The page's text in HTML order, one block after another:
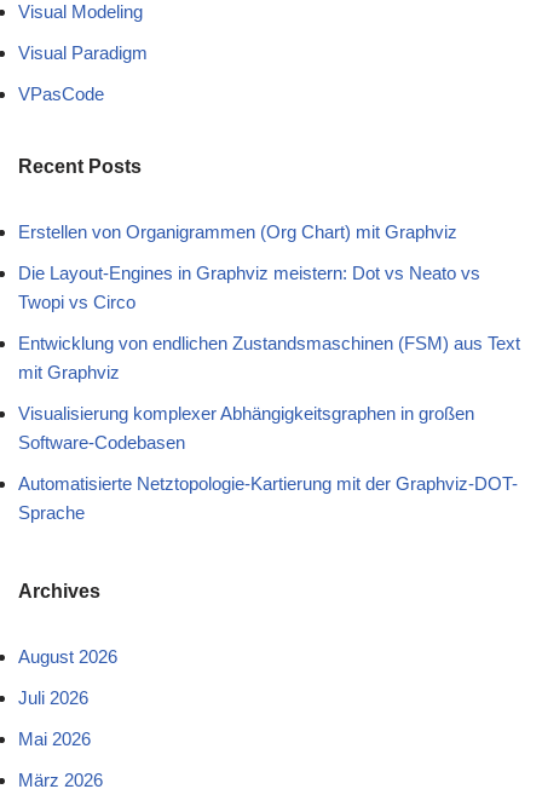
Visual Modeling
Visual Paradigm
VPasCode
Recent Posts
Erstellen von Organigrammen (Org Chart) mit Graphviz
Die Layout-Engines in Graphviz meistern: Dot vs Neato vs
Twopi vs Circo
Entwicklung von endlichen Zustandsmaschinen (FSM) aus Text
mit Graphviz
Visualisierung komplexer Abhängigkeitsgraphen in großen
Software-Codebasen
Automatisierte Netztopologie-Kartierung mit der Graphviz-DOT-
Sprache
Archives
August 2026
Juli 2026
Mai 2026
März 2026